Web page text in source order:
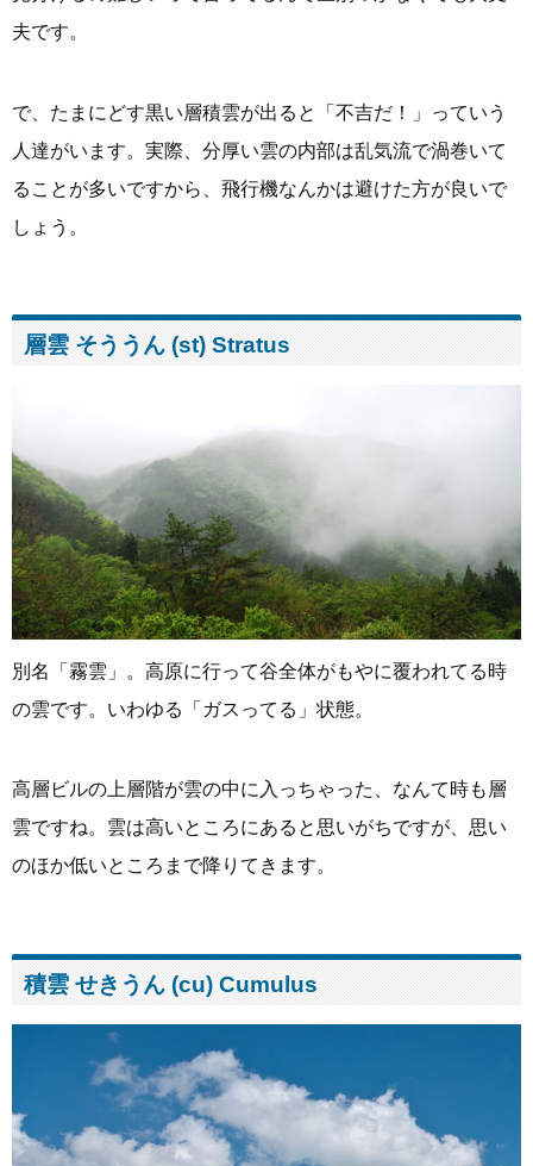
夫です。
で、たまにどす黒い層積雲が出ると「不吉だ！」っていう
人達がいます。実際、分厚い雲の内部は乱気流で渦巻いて
ることが多いですから、飛行機なんかは避けた方が良いで
しょう。
層雲 そううん (st) Stratus
別名「霧雲」。高原に行って谷全体がもやに覆われてる時
の雲です。いわゆる「ガスってる」状態。
高層ビルの上層階が雲の中に入っちゃった、なんて時も層
雲ですね。雲は高いところにあると思いがちですが、思い
のほか低いところまで降りてきます。
積雲 せきうん (cu) Cumulus